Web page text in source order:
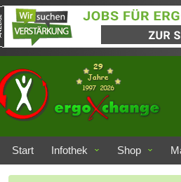
Start Infothek Shop